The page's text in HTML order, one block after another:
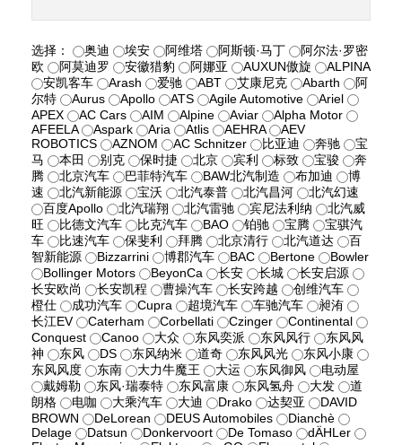
选择： 奥迪 埃安 阿维塔 阿斯顿·马丁
阿尔法·罗密
欧
阿莫迪罗 安徽猎豹 阿娜亚 AUXUN傲旋
ALPINA
安凯客车
Arash 爱驰 ABT 艾康尼克 Abarth
阿
尔特
Aurus Apollo ATS Agile Automotive
Ariel
APEX
AC Cars AIM Alpine Aviar
Alpha Motor
AFEELA
Aspark Aria Atlis AEHRA
AEV
ROBOTICS
AZNOM AC Schnitzer 比亚迪 奔驰
宝
马
本田 别克 保时捷 北京 宾利 标致 宝骏
奔
腾
北京汽车 巴菲特汽车 BAW北汽制造 布加迪
博
速
北汽新能源 宝沃 北汽泰普 北汽昌河
北汽幻速
百度Apollo
北汽瑞翔 北汽雷驰 宾尼法利纳
北汽威
旺
比德文汽车 比克汽车 BAO 铂驰 宝腾
宝骐汽
车
比速汽车 保斐利 拜腾 北京清行 北汽道达
百
智新能源
Bizzarrini 博郡汽车 BAC Bertone
Bowler
Bollinger Motors
BeyonCa 长安 长城
长安启源
长安欧尚
长安凯程 曹操汽车 长安跨越
创维汽车
橙仕
成功汽车 Cupra 超境汽车 车驰汽车
昶洧
长江EV
Caterham Corbellati Czinger
Continental
Conquest
Canoo 大众 东风奕派 东风风行
东风风
神
东风 DS 东风纳米 道奇 东风风光
东风小康
东风风度
东南 大力牛魔王 大运 东风御风
电动屋
戴姆勒
东风·瑞泰特 东风富康 东风氢舟 大发
道
朗格
电咖 大乘汽车 大迪 Drako 达契亚
DAVID
BROWN
DeLorean DEUS Automobiles
Dianchè
Delage
Datsun Donkervoort De Tomaso
dÄHLer